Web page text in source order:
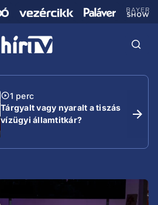
1 perc
Tárgyalt vagy nyaralt a tiszás
vízügyi államtitkár?